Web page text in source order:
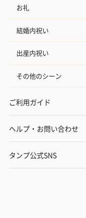
お礼
結婚内祝い
出産内祝い
その他のシーン
ご利用ガイド
ヘルプ・お問い合わせ
タンプ公式SNS